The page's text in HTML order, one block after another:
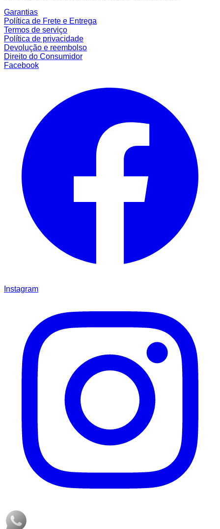
Garantias
Política de Frete e Entrega
Termos de serviço
Política de privacidade
Devolução e reembolso
Direito do Consumidor
Facebook
Instagram